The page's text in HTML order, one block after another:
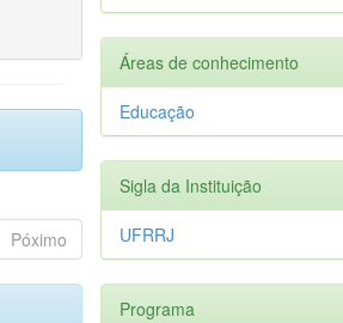
Póximo
Áreas de conhecimento
Educação
Sigla da Instituição
UFRRJ
Programa